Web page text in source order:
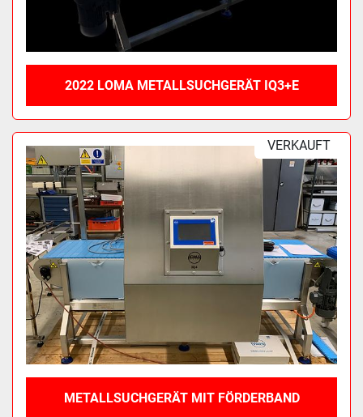
2022 LOMA METALLSUCHGERÄT IQ3+E
VERKAUFT
METALLSUCHGERÄT MIT FÖRDERBAND